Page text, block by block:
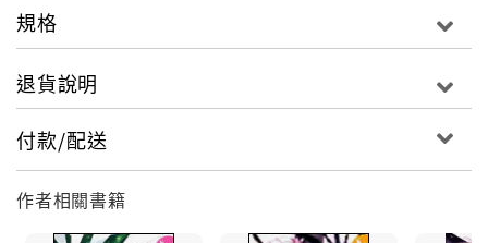
規格
退貨說明
付款/配送
作者相關書籍